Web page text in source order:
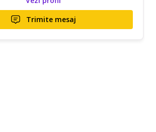
Trimite mesaj